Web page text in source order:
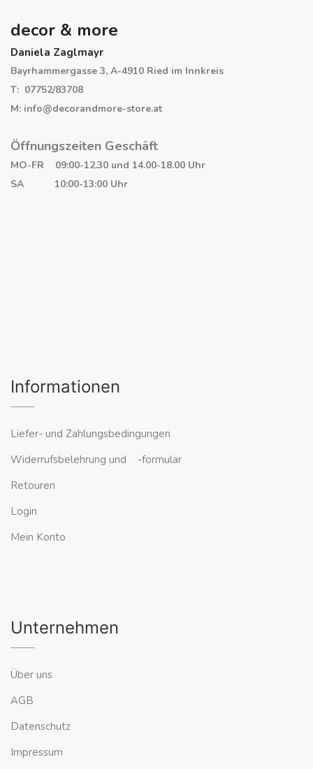
decor & more
Daniela Zaglmayr
Bayrhammergasse 3, A-4910 Ried im Innkreis
T: 07752/83708
M: info@decorandmore-store.at
Öffnungszeiten Geschäft
MO-FR 09:00-12.30 und 14.00-18.00 Uhr
SA 10:00-13:00 Uhr
Informationen
Liefer- und Zahlungsbedingungen
Widerrufsbelehrung und -formular
Retouren
Login
Mein Konto
Unternehmen
Über uns
AGB
Datenschutz
Impressum